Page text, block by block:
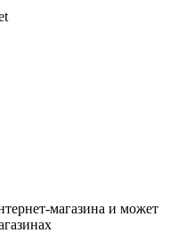
магазина и может